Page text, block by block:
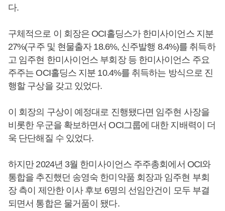
다.
구체적으로 이 회장은 OCI홀딩스가 한미사이언스 지분
27%(구주 및 현물출자 18.6%, 신주발행 8.4%)를 취득하
고 임주현 한미사이언스 부회장 등 한미사이언스 주요
주주는 OCI홀딩스 지분 10.4%를 취득하는 방식으로 진
행할 구상을 갖고 있었다.
이 회장의 구상이 예정대로 진행됐다면 임주현 사장을
비롯한 우군을 확보하면서 OCI그룹에 대한 지배력이 더
욱 단단해질 수 있었다.
하지만 2024년 3월 한미사이언스 주주총회에서 OCI와
통합을 추진했던 송영숙 한미약품 회장과 임주현 부회
장 측이 제안한 이사 후보 6명의 선임안건이 모두 부결
되면서 통합은 물거품이 됐다.